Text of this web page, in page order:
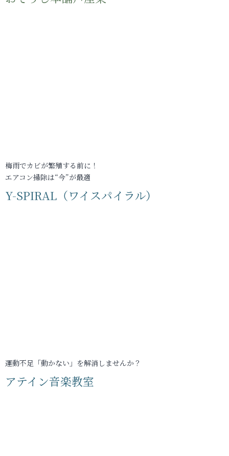
梅雨でカビが繁殖する前に！
エアコン掃除は“今”が最適
Y-SPIRAL（ワイスパイラル）
運動不足「動かない」を解消しませんか？
アテイン音楽教室